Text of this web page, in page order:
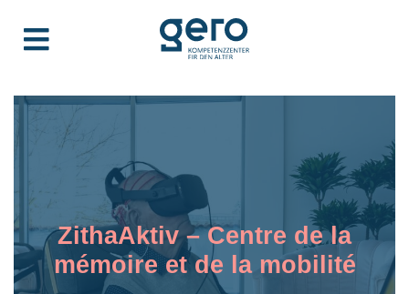
ZithaAktiv – Centre de la
mémoire et de la mobilité